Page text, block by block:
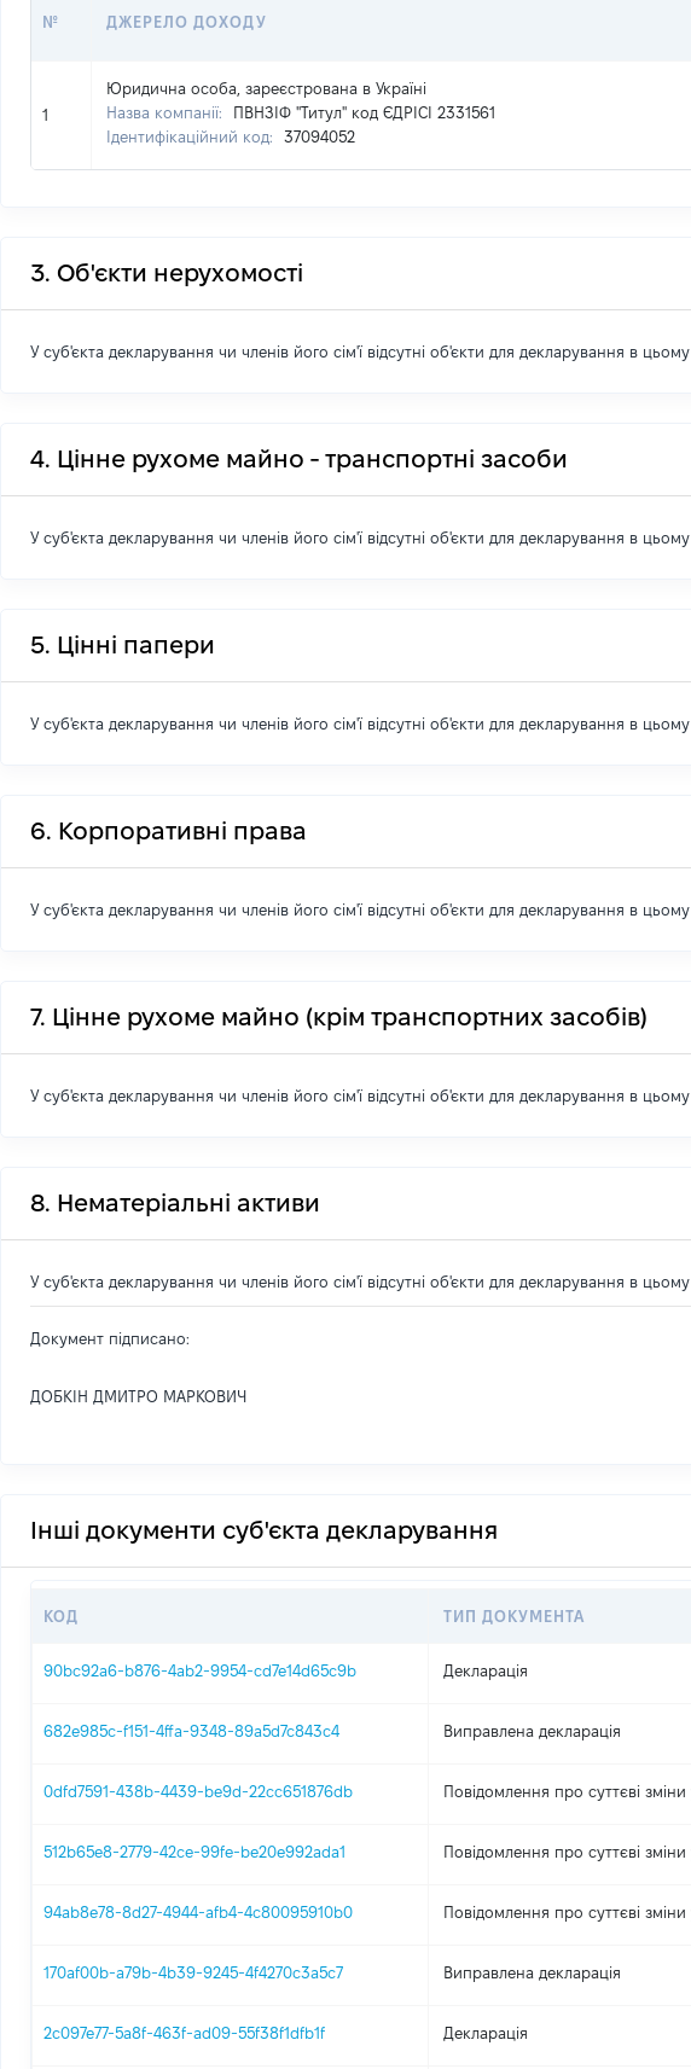
№ ДЖЕРЕЛО ДОХОДУ
1
Юридична особа, зареєстрована в Україні
Назва компанії:
ПВНЗІФ "Титул" код ЄДРІСІ 2331561
Ідентифікаційний код:
37094052
3. Об'єкти нерухомості
У суб'єкта декларування чи членів його сім'ї відсутні об'єкти для декларування в цьому
4. Цінне рухоме майно - транспортні засоби
У суб'єкта декларування чи членів його сім'ї відсутні об'єкти для декларування в цьому
5. Цінні папери
У суб'єкта декларування чи членів його сім'ї відсутні об'єкти для декларування в цьому
6. Корпоративні права
У суб'єкта декларування чи членів його сім'ї відсутні об'єкти для декларування в цьому
7. Цінне рухоме майно (крім транспортних засобів)
У суб'єкта декларування чи членів його сім'ї відсутні об'єкти для декларування в цьому
8. Нематеріальні активи
У суб'єкта декларування чи членів його сім'ї відсутні об'єкти для декларування в цьому
Документ підписано:
ДОБКІН ДМИТРО МАРКОВИЧ
Інші документи суб'єкта декларування
КОД ТИП ДОКУМЕНТА
90bc92a6-b876-4ab2-9954-cd7e14d65c9b Декларація
682e985c-f151-4ffa-9348-89a5d7c843c4 Виправлена декларація
0dfd7591-438b-4439-be9d-22cc651876db Повідомлення про суттєві
512b65e8-2779-42ce-99fe-be20e992ada1 Повідомлення про суттєві
94ab8e78-8d27-4944-afb4-4c80095910b0 Повідомлення про суттєві
170af00b-a79b-4b39-9245-4f4270c3a5c7 Виправлена декларація
2c097e77-5a8f-463f-ad09-55f38f1dfb1f Декларація